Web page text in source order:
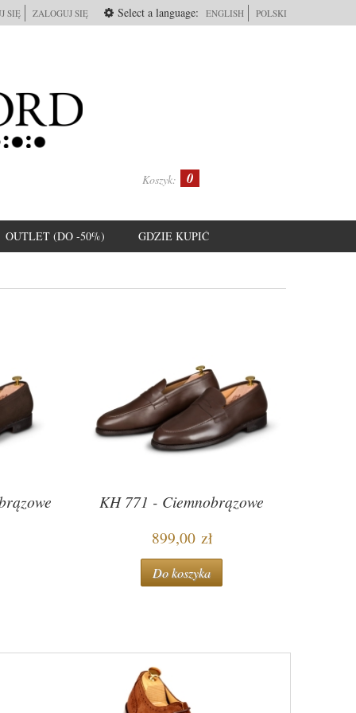
Select a language: ENGLISH POLSKI
SIĘ ZALOGUJ SIĘ
Koszyk: 0
OUTLET (DO -50%) GDZIE KUPIĆ
KH 771 - Ciemnobrązowe
899,00 zł
Do koszyka